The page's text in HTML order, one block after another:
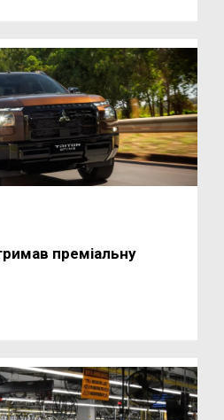
преміальну